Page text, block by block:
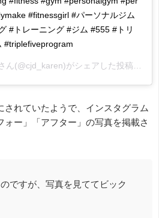
#fitnessgirl #パーソナルジム
#トレーニング #ジム #555 #トリ
#triplefiveprogram
ん(@cjd_karen)がシェアした投稿 -
されていたようで、インスタグラム
ォー」「アフター」の写真を掲載さ
ですが、写真を見ててビック